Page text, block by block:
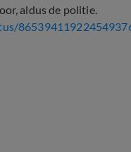
aldus de politie.